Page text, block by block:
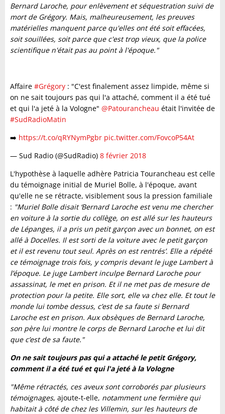
Bernard Laroche, pour enlèvement et séquestration suivi de
mort de Grégory. Mais, malheureusement, les preuves
matérielles manquent parce qu'elles ont été soit effacées,
soit souillées, soit parce que c'est trop vieux, que la police
scientifique n'était pas au point à l'époque."
Affaire #Grégory : "C'est finalement assez limpide, même si
on ne sait toujours pas qui l'a attaché, comment il a été tué
et qui l'a jeté à la Vologne" @Patourancheau était l'invitée de
#SudRadioMatin
➡️ https://t.co/qRYNymPgbr pic.twitter.com/FovcoP54At
— Sud Radio (@SudRadio) 8 février 2018
L'hypothèse à laquelle adhère Patricia Tourancheau est celle
du témoignage initial de Muriel Bolle, à l'époque, avant
qu'elle ne se rétracte, visiblement sous la pression familiale
: "Muriel Bolle disait ‘Bernard Laroche est venu me chercher
en voiture à la sortie du collège, on est allé sur les hauteurs
de Lépanges, il a pris un petit garçon avec un bonnet, on est
allé à Docelles. Il est sorti de la voiture avec le petit garçon
et il est revenu tout seul. Après on est rentrés’. Elle a répété
ce témoignage trois fois, y compris devant le juge Lambert à
l’époque. Le juge Lambert inculpe Bernard Laroche pour
assassinat, le met en prison. Et il ne met pas de mesure de
protection pour la petite. Elle sort, elle va chez elle. Et tout le
monde lui tombe dessus, c’est de sa faute si Bernard
Laroche est en prison. Aux obsèques de Bernard Laroche,
son père lui montre le corps de Bernard Laroche et lui dit
que c’est de sa faute."
On ne sait toujours pas qui a attaché le petit Grégory,
comment il a été tué et qui l'a jeté à la Vologne
"Même rétractés, ces aveux sont corroborés par plusieurs
témoignages, ajoute-t-elle, notamment une fermière qui
habitait à côté de chez les Villemin, sur les hauteurs de